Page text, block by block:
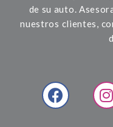
de su auto.
nuestros clientes,